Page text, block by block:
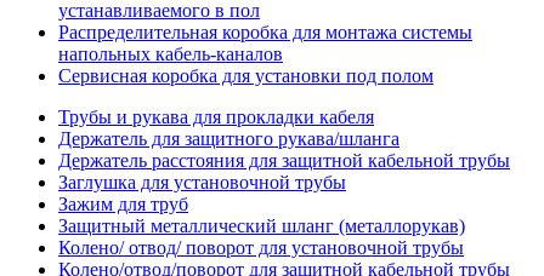
устанавливаемого в пол
Распределительная коробка для монтажа системы
напольных кабель-каналов
Сервисная коробка для установки под полом
Трубы и рукава для прокладки кабеля
Держатель для защитного рукава/шланга
Держатель расстояния для защитной кабельной трубы
Заглушка для установочной трубы
Зажим для труб
Защитный металлический шланг (металлорукав)
Колено/ отвод/ поворот для установочной трубы
Колено/отвод/поворот для защитной кабельной трубы